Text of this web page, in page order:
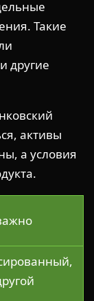
Такие
другие
активы
а условия